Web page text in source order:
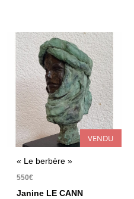
VENDU
« Le berbère »
550€
Janine LE CANN